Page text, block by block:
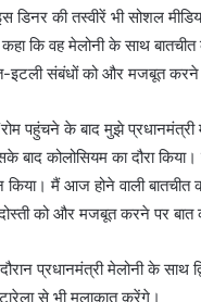
डिनर की तस्वीरें भी सोशल
कहा कि वह मेलोनी के साथ
इटली संबंधों को और मजबूत करने
पहुंचने के बाद मुझे प्रधानमंत्री
बाद कोलोसियम का दौरा
किया। मैं आज होने वाली बातचीत
को और मजबूत करने पर बात
प्रधानमंत्री मेलोनी के साथ
से भी मुलाकात करेंगे।